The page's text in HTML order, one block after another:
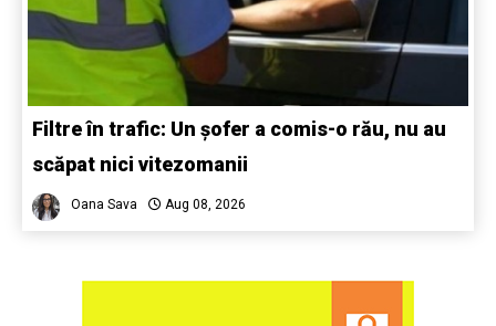
Filtre în trafic: Un șofer a comis-o rău, nu au
scăpat nici vitezomanii
Oana Sava Aug 08, 2026